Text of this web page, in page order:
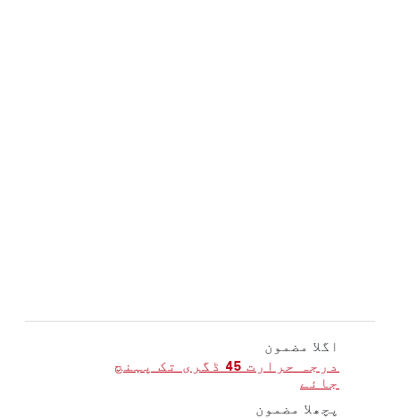
اگلا مضمون
درجہ حرارت 45 ڈگری تک پہنچ
جائے
پچھلا مضمون